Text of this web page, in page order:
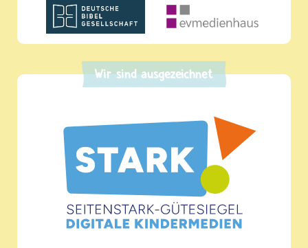
Wir sind ausgezeichnet